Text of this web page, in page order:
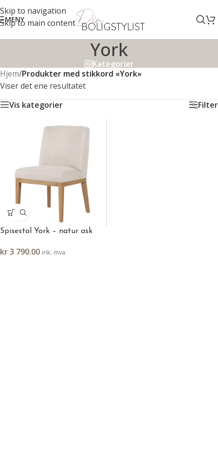
Skip to navigation
Skip to main content
MENY
York
Kategorier
Hjem/Produkter med stikkord «York»
Viser det ene resultatet
Vis kategorier
Filter
Spisestol York – natur ask
kr3 790.00 ink. mva.